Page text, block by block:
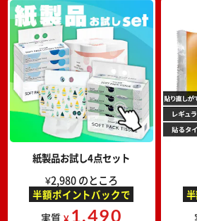
紙製品お試し4点セット
¥2,980 のところ
半額ポイントバックで
実質 ¥ 1,490